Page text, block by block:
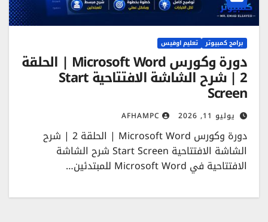
برامج كمبيوتر تعليم اوفيس
دورة وكورس Microsoft Word | الحلقة
2 | شرح الشاشة الافتتاحية Start
Screen
يوليو 11, 2026 AFHAMPC
دورة وكورس Microsoft Word | الحلقة 2 | شرح
الشاشة الافتتاحية Start Screen شرح الشاشة
الافتتاحية في Microsoft Word للمبتدئين…